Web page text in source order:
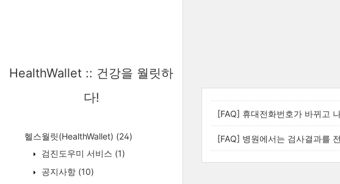
HealthWallet :: 건강을 월릿하
다!
헬스월릿(HealthWallet) (24)
검진도우미 서비스 (1)
공지사항 (10)
[FAQ] 휴대전화번호가 바뀌고
[FAQ] 병원에서는 검사결과를